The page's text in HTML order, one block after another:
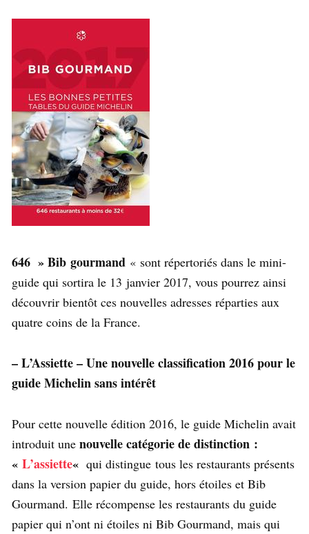
646 » Bib gourmand « sont répertoriés dans le mini-
guide qui sortira le 13 janvier 2017, vous pourrez ainsi
découvrir bientôt ces nouvelles adresses réparties aux
quatre coins de la France.
– L’Assiette – Une nouvelle classification 2016 pour le
guide Michelin sans intérêt
Pour cette nouvelle édition 2016, le guide Michelin avait
introduit une nouvelle catégorie de distinction :
« L’assiette« qui distingue tous les restaurants présents
dans la version papier du guide, hors étoiles et Bib
Gourmand. Elle récompense les restaurants du guide
papier qui n’ont ni étoiles ni Bib Gourmand, mais qui